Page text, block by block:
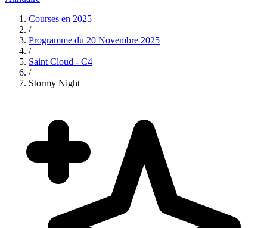
Courses en 2025
/
Programme du 20 Novembre 2025
/
Saint Cloud - C4
/
Stormy Night